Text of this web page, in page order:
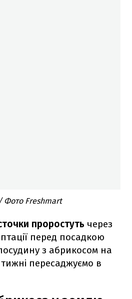
Фото Freshmart
проростуть через
перед посадкою
з абрикосом на
пересаджуємо в